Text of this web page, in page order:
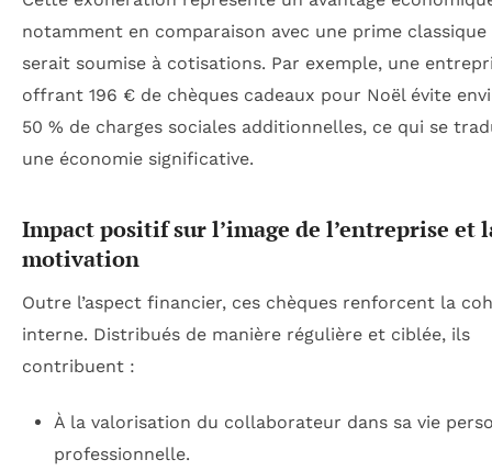
notamment en comparaison avec une prime classique
serait soumise à cotisations. Par exemple, une
offrant 196 € de chèques cadeaux pour Noël évite
50 % de charges sociales additionnelles, ce qui se
une économie significative.
Impact positif sur l’image de l’entreprise et
motivation
Outre l’aspect financier, ces chèques renforcent la
interne. Distribués de manière régulière et ciblée, ils
contribuent :
À la valorisation du collaborateur dans sa vie
professionnelle.